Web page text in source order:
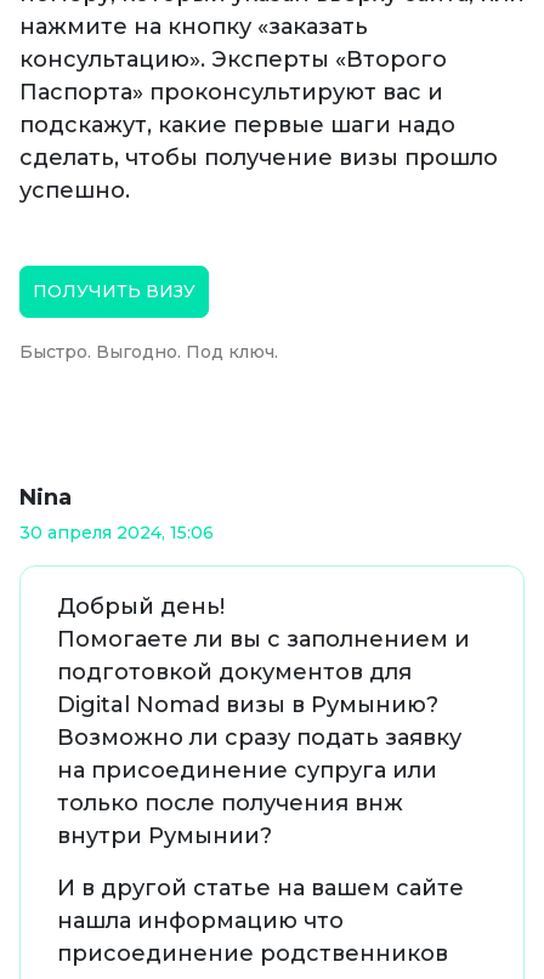
нажмите на кнопку «заказать
консультацию». Эксперты «Второго
Паспорта» проконсультируют вас и
подскажут, какие первые шаги надо
сделать, чтобы получение визы прошло
успешно.
ПОЛУЧИТЬ ВИЗУ
Быстро. Выгодно. Под ключ.
Nina
30 апреля 2024, 15:06
Добрый день!
Помогаете ли вы с заполнением и
подготовкой документов для
Digital Nomad визы в Румынию?
Возможно ли сразу подать заявку
на присоединение супруга или
только после получения внж
внутри Румынии?
И в другой статье на вашем сайте
нашла информацию что
присоединение родственников